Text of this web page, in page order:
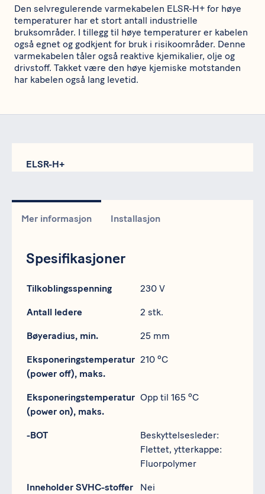
Den selvregulerende varmekabelen ELSR-H+ for høye
temperaturer har et stort antall industrielle
bruksområder. I tillegg til høye temperaturer er kabelen
også egnet og godkjent for bruk i risikoområder. Denne
varmekabelen tåler også reaktive kjemikalier, olje og
drivstoff. Takket være den høye kjemiske motstanden
har kabelen også lang levetid.
ELSR-H+
Mer informasjon Installasjon
Spesifikasjoner
Spesifikasjon Data
Tilkoblingsspenning 230 V
Antall ledere 2 stk.
Bøyeradius, min. 25 mm
Eksponeringstemperatur
(power off), maks.
210 ºC
Eksponeringstemperatur
(power on), maks.
Opp til 165 ºC
-BOT
Beskyttelsesleder:
Flettet, ytterkappe:
Fluorpolymer
Inneholder SVHC-stoffer
Nei